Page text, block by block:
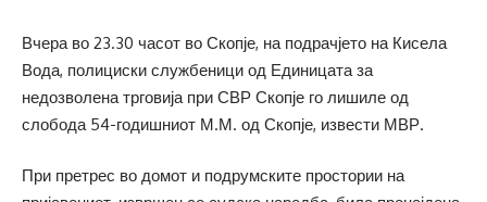
Вчера во 23.30 часот во Скопје, на подрачјето на Кисела
Вода, полициски службеници од Единицата за
недозволена трговија при СВР Скопје го лишиле од
слобода 54-годишниот М.М. од Скопје, извести МВР.
При претрес во домот и подрумските простории на